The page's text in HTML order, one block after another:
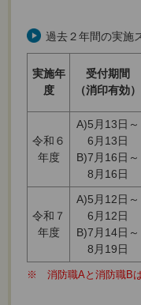
過去２年間の実施
実施年
度
受付期間
（消印有効）
令和６
年度
A)5月13日～
6月13日
B)7月16日～
8月16日
令和７
年度
A)5月12日～
6月12日
B)7月14日～
8月19日
※ 消防職Aと消防職Bは